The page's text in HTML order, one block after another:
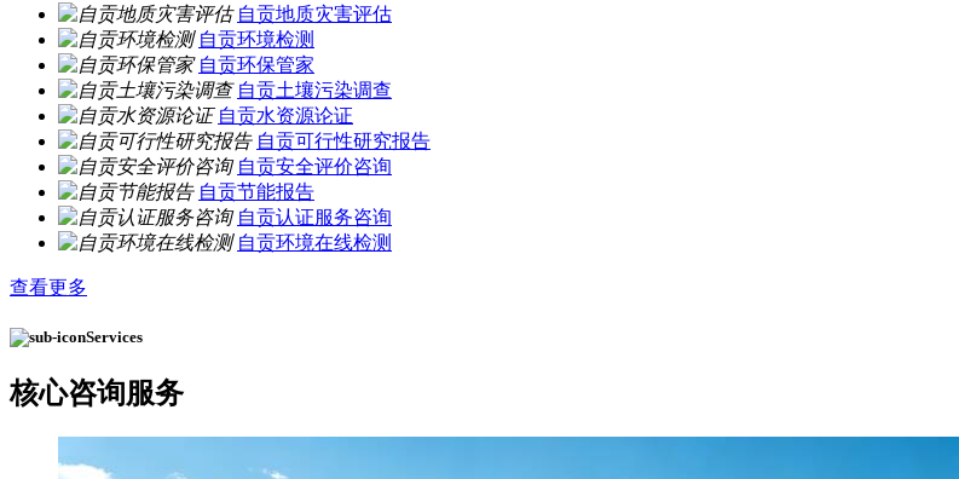
自贡地质灾害评估
自贡环境检测
自贡环保管家
自贡土壤污染调查
自贡水资源论证
自贡可行性研究报告
自贡安全评价咨询
自贡节能报告
自贡认证服务咨询
自贡环境在线检测
查看更多
Services
核心咨询服务